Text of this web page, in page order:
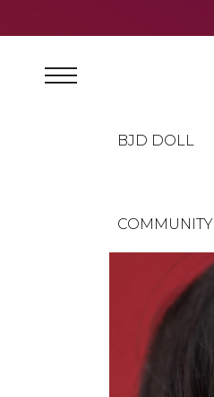
BJD DOLL
COMMUNITY